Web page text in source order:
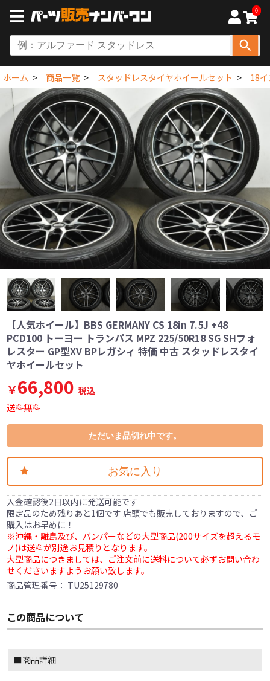
0
ホーム 商品一覧 スタッドレスタイヤホイールセット 18
【人気ホイール】BBS GERMANY CS 18in 7.5J +48
PCD100 トーヨー トランパス MPZ 225/50R18 SG SHフォ
レスター GP型XV BPレガシィ 特価 中古 スタッドレスタイ
ヤホイールセット
￥66,800 税込
送料無料
ただいま品切れ中です。
お気に入り
入金確認後2日以内に発送可能です
限定品のため残りあと1個です 店頭でも販売しておりますので、ご
購入はお早めに！
※沖縄・離島及び、バンパーなどの大型商品(200サイズを超えるモ
ノ)は送料が別途お見積りとなります。
大型商品につきましては、ご注文前に送料について必ずお問い合わ
せくださいますようお願い致します。
商品管理番号： TU25129780
この商品について
■商品詳細